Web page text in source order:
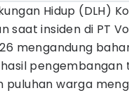
Hidup (DLH)
saat insiden di PT
mengandung
pengembangan
warga